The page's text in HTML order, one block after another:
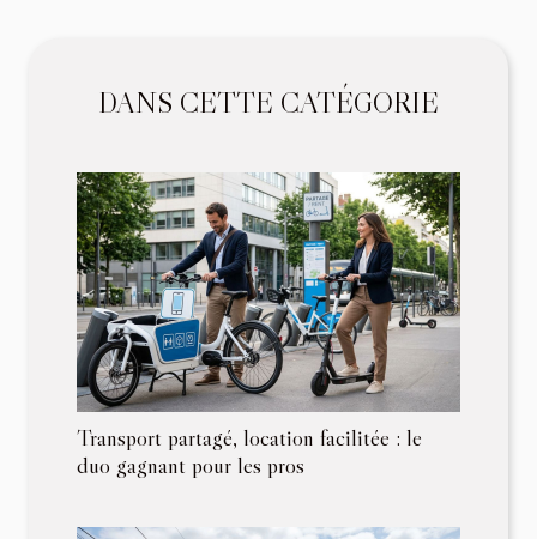
DANS CETTE CATÉGORIE
Transport partagé, location facilitée : le
duo gagnant pour les pros